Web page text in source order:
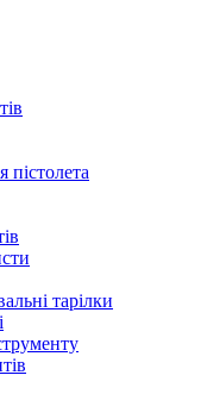
пістолета
тарілки